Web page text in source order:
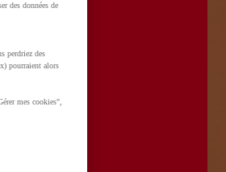
des données de
perdriez des
pourraient alors
mes cookies",